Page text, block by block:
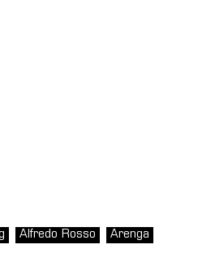
Alfredo Rosso Arenga